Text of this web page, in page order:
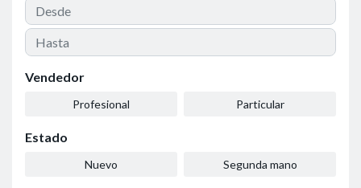
Vendedor
Profesional Particular
Estado
Nuevo Segunda mano